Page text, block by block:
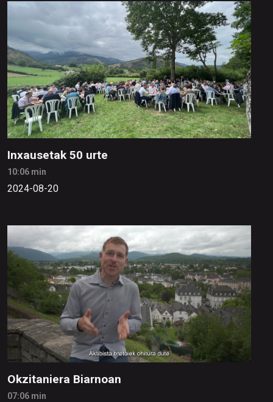
Inxausetak 50 urte
10:06 min
2024-08-20
Okzitaniera Biarnoan
07:06 min